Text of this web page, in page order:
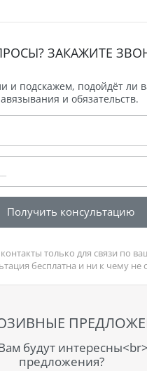
ЗАКАЖИТЕ
и подскажем, подойдёт ли
и обязательств.
Получить консультацию
только для связи по
бесплатна и ни к чему не
будут
предложения?